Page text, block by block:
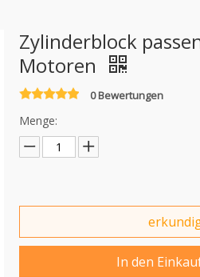
Zylinderblock
Motoren
0 Bewertungen
Menge:
In den